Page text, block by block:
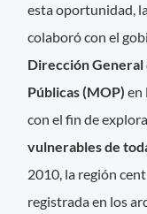
esta oportunidad,
colaboró con el
Dirección General
Públicas (MOP) en
con el fin de
vulnerables de
2010, la región
registrada en los